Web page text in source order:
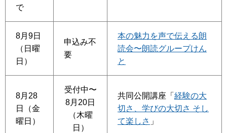
で
8月9日
（日曜
日）
申込み不
要
本の魅力を声で伝える朗
読会〜朗読グループけん
と
8月28
日（金
曜日）
受付中〜
8月20日
（木曜
日）
共同公開講座「 経験の大
切さ、学びの大切さ そし
て楽しさ 」